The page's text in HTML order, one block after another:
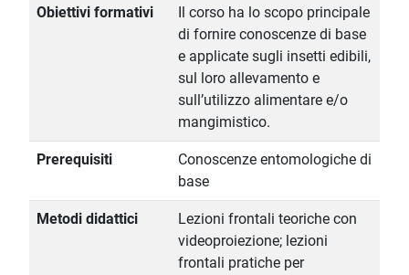
Obiettivi formativi
Il corso ha lo scopo principale
di fornire conoscenze di base
e applicate sugli insetti edibili,
sul loro allevamento e
sull’utilizzo alimentare e/o
mangimistico.
Prerequisiti
Conoscenze entomologiche di
base
Metodi didattici
Lezioni frontali teoriche con
videoproiezione; lezioni
frontali pratiche per